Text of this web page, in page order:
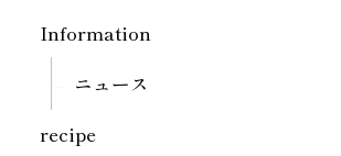
Information
ニュース
recipe